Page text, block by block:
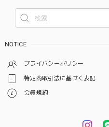
NOTICE
プライバシーポリシー
特定商取引法に基づく表記
会員規約